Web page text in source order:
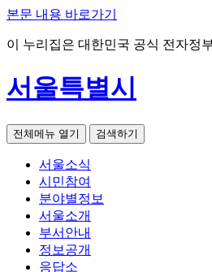
본문 내용 바로가기
이 누리집은 대한민국 공식 전자정
서울특별시
전체메뉴 열기 검색하기
서울소식
시민참여
분야별정보
서울소개
부서안내
정보공개
응답소